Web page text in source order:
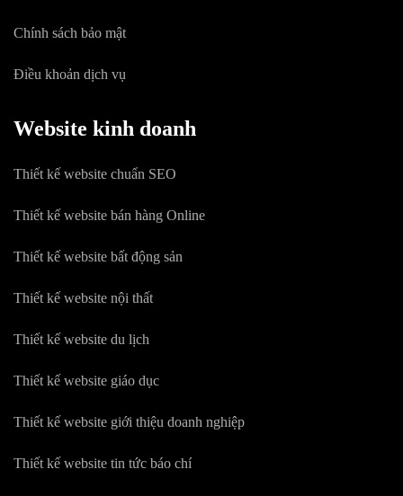
Chính sách bảo mật
Điều khoản dịch vụ
Website kinh doanh
Thiết kế website chuẩn SEO
Thiết kế website bán hàng Online
Thiết kế website bất động sản
Thiết kế website nội thất
Thiết kế website du lịch
Thiết kế website giáo dục
Thiết kế website giới thiệu doanh nghiệp
Thiết kế website tin tức báo chí